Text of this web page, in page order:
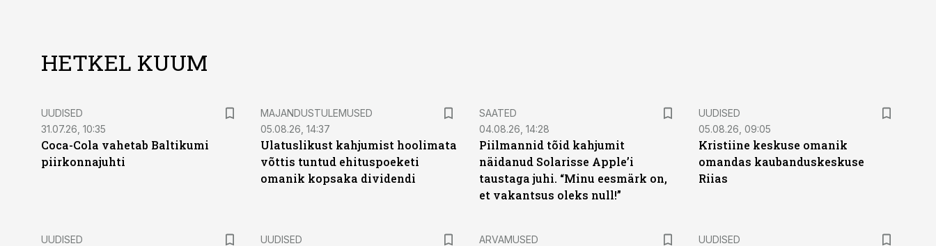
HETKEL KUUM
UUDISED
31.07.26, 10:35
Coca-Cola vahetab Baltikumi
piirkonnajuhti
MAJANDUSTULEMUSED
05.08.26, 14:37
Ulatuslikust kahjumist hoolimata
võttis tuntud ehituspoeketi
omanik kopsaka dividendi
SAATED
04.08.26, 14:28
Piilmannid tõid kahjumit
näidanud Solarisse Apple’i
taustaga juhi. “Minu eesmärk on,
et vakantsus oleks null!”
UUDISED
05.08.26, 09:05
Kristiine keskuse omanik
omandas kaubanduskeskuse
Riias
UUDISED
UUDISED
ARVAMUSED
UUDISED